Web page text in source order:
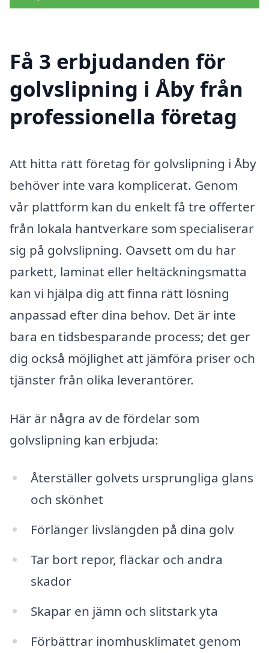
Få 3 erbjudanden för
golvslipning i Åby från
professionella företag
Att hitta rätt företag för golvslipning i Åby
behöver inte vara komplicerat. Genom
vår plattform kan du enkelt få tre offerter
från lokala hantverkare som specialiserar
sig på golvslipning. Oavsett om du har
parkett, laminat eller heltäckningsmatta
kan vi hjälpa dig att finna rätt lösning
anpassad efter dina behov. Det är inte
bara en tidsbesparande process; det ger
dig också möjlighet att jämföra priser och
tjänster från olika leverantörer.
Här är några av de fördelar som
golvslipning kan erbjuda:
Återställer golvets ursprungliga glans
och skönhet
Förlänger livslängden på dina golv
Tar bort repor, fläckar och andra
skador
Skapar en jämn och slitstark yta
Förbättrar inomhusklimatet genom